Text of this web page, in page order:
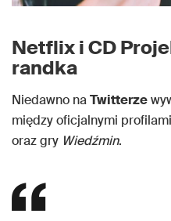
Netflix i CD
randka
Niedawno naTwitterze
między oficjalnymi
oraz gry Wiedźmin.